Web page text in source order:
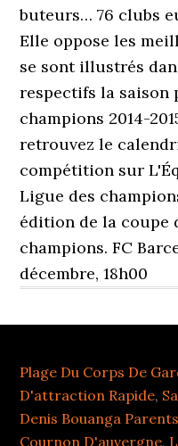
buteurs… 76 clubs
Elle oppose les
se sont illustrés
respectifs la saison
champions 2014-
retrouvez le
compétition sur
Ligue des
édition de la coupe
champions. FC
décembre, 18h00
Plage Du Corps De
D'attraction Rapide,
Denis Bouanga Parents
Cournon D'auvergne,